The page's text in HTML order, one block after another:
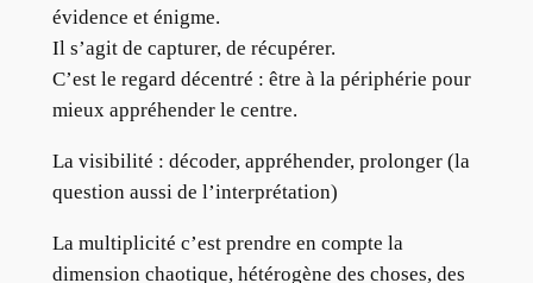
évidence et énigme.
Il s’agit de capturer, de récupérer.
C’est le regard décentré : être à la périphérie pour
mieux appréhender le centre.
La visibilité : décoder, appréhender, prolonger (la
question aussi de l’interprétation)
La multiplicité c’est prendre en compte la
dimension chaotique, hétérogène des choses, des